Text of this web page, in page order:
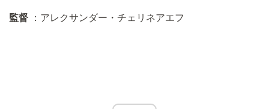
監督 ：アレクサンダー・チェリネアエフ